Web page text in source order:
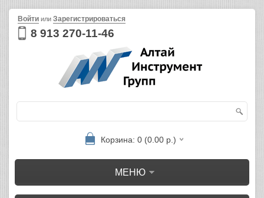
8 913 270-11-46
Войти или Зарегистрироваться
Корзина: 0 (0.00 р.)
МЕНЮ